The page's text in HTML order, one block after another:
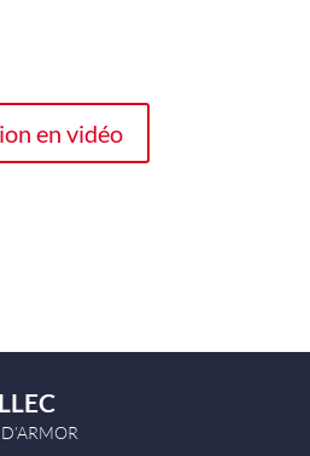
en vidéo